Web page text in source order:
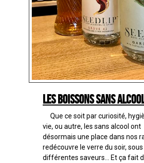
Les boissons sans
Que ce soit par curiosité,
vie, ou autre, les sans alcool ont
désormais une place dans nos
redécouvre le verre du soir, sous
différentes saveurs... Et ça fait